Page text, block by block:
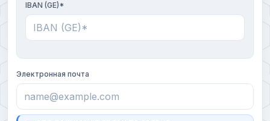
IBAN (GE)*
Электронная почта